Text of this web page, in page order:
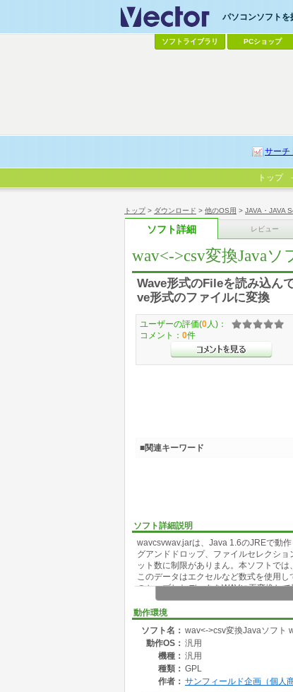
トップ> ダウンロード > 他のOS用 > JAVA・JAVA
ソフト詳細 レビュー
wav<->csv変換Javaソ
Wave形式のFileを読み込ん
ve形式のファイルに変換
ソフト詳細説明
wavcsvwav.jarは、Java 1.6のJREで動
グアンドドロップ、ファイルセレクシ
ット数に制限がありまん。本ソフトで
このデータはエクセルなど数式を使用
のセーブしたデータをWAVに再変換し
動作環境
ソフト名： wav<->csv変換Javaソフト
動作OS： 汎用
機種： 汎用
種類： GPL
作者： サンフィールド企画（個人商
ユーザーの評価(0 人)：
コメント： 0件
■関連キーワード
パソコンソフトを
ソフトライブラリ PCショップ
サーチ
トップ